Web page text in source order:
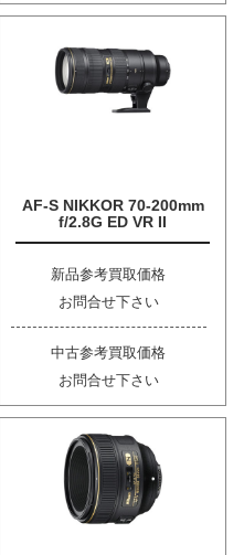
AF-S NIKKOR 70-200mm
f/2.8G ED VR II
新品参考買取価格
お問合せ下さい
中古参考買取価格
お問合せ下さい